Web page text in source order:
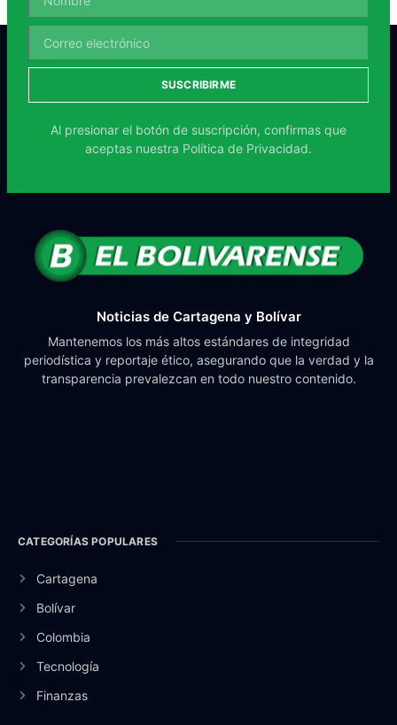
SUSCRIBIRME
Al presionar el botón de suscripción, confirmas que
aceptas nuestra Política de Privacidad.
Noticias de Cartagena y Bolívar
Mantenemos los más altos estándares de integridad
periodística y reportaje ético, asegurando que la verdad y la
transparencia prevalezcan en todo nuestro contenido.
CATEGORÍAS POPULARES
Cartagena
Bolívar
Colombia
Tecnología
Finanzas